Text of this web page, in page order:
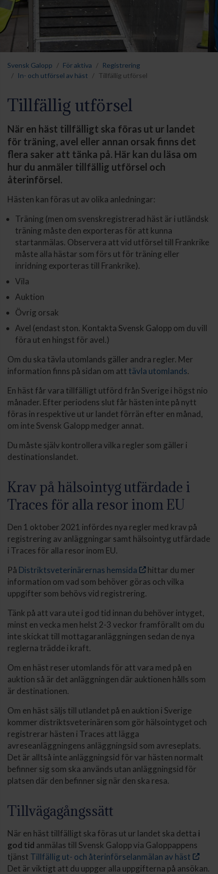
Svensk Galopp För aktiva
Registrering
In- och utförsel av häst
Tillfällig utförsel
Tillfällig utförsel
När en häst tillfälligt ska föras ut ur landet
för träning, avel eller annan orsak finns det
flera saker att tänka på. Här kan du läsa om
hur du anmäler tillfällig utförsel och
återinförsel.
Hästen kan föras ut av olika anledningar:
Träning (men om svenskregistrerad häst är i utländsk
träning måste den exporteras för att kunna
startanmälas. Observera att vid utförsel till Frankrike
måste alla hästar som förs ut för träning eller
inridning exporteras till Frankrike).
Vila
Auktion
Övrig orsak
Avel (endast ston. Kontakta Svensk Galopp om du vill
föra ut en hingst för avel.)
Om du ska tävla utomlands gäller andra regler. Mer
information finns på sidan om att tävla utomlands.
En häst får vara tillfälligt utförd från Sverige i högst nio
månader. Efter periodens slut får hästen inte på nytt
föras in respektive ut ur landet förrän efter en månad,
om inte Svensk Galopp medger annat.
Du måste själv kontrollera vilka regler som gäller i
destinationslandet.
Krav på hälsointyg utfärdade i
Traces för alla resor inom EU
Den 1 oktober 2021 infördes nya regler med krav på
registrering av anläggningar samt hälsointyg utfärdade
i Traces för alla resor inom EU.
På Distriktsveterinärernas hemsida
hittar du mer
information om vad som behöver göras och vilka
uppgifter som behövs vid registrering.
Tänk på att vara ute i god tid innan du behöver intyget,
minst en vecka men helst 2-3 veckor framförallt om du
inte skickat till mottagaranläggningen sedan de nya
reglerna trädde i kraft.
Om en häst reser utomlands för att vara med på en
auktion så är det anläggningen där auktionen hålls som
är destinationen.
Om en häst säljs till utlandet på en auktion i Sverige
kommer distriktsveterinären som gör hälsointyget och
registrerar hästen i Traces att lägga
avreseanläggningens anläggningsid som avreseplats.
Det är alltså inte anläggningsid för var hästen normalt
befinner sig som ska används utan anläggningsid för
platsen där den befinner sig när den ska resa.
Tillvägagångssätt
När en häst tillfälligt ska föras ut ur landet ska detta i
god tid anmälas till Svensk Galopp via Galoppappens
tjänst Tillfällig ut- och återinförselanmälan av häst
Det är viktigt att du uppger alla uppgifterna på ansökan.